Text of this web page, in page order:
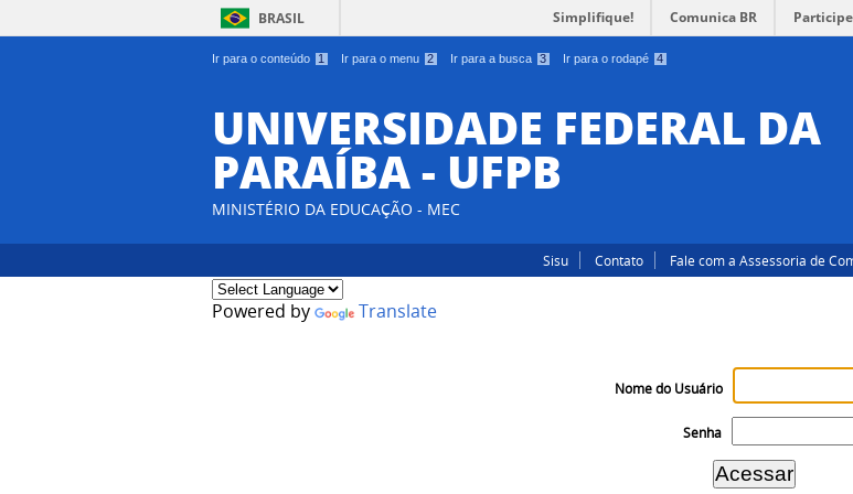
Ir para o conteúdo 1 Ir para o menu 2 Ir para a busca 3 Ir para o rodapé 4
BRASIL Simplifique! Comunica BR Participe
UNIVERSIDADE FEDERAL DA
PARAÍBA - UFPB
MINISTÉRIO DA EDUCAÇÃO - MEC
Sisu Contato Fale com a Assessoria de
Powered by Translate
Nome do Usuário
Senha